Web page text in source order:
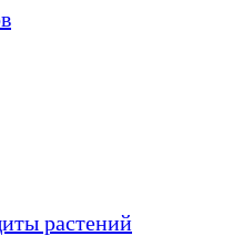
растений